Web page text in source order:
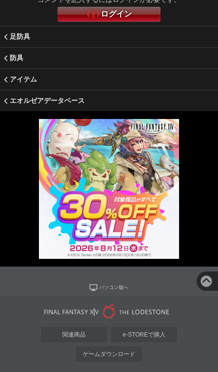
ログイン
足防具
防具
アイテム
エオルゼアデータベース
パソコン版へ
関連商品 e-STOREで購入
ゲームダウンロード